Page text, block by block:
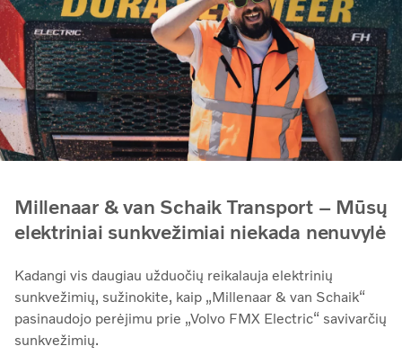
Millenaar & van Schaik Transport – Mūsų
elektriniai sunkvežimiai niekada nenuvylė
Kadangi vis daugiau užduočių reikalauja elektrinių
sunkvežimių, sužinokite, kaip „Millenaar & van Schaik“
pasinaudojo perėjimu prie „Volvo FMX Electric“ savivarčių
sunkvežimių.